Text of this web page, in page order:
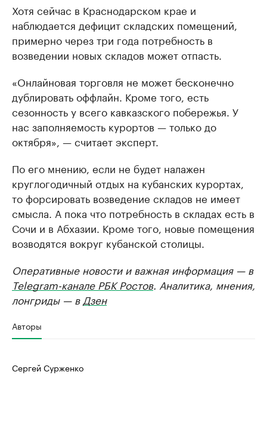
Хотя сейчас в Краснодарском крае и
наблюдается дефицит складских помещений,
примерно через три года потребность в
возведении новых складов может отпасть.
«Онлайновая торговля не может бесконечно
дублировать оффлайн. Кроме того, есть
сезонность у всего кавказского побережья. У
нас заполняемость курортов — только до
октября», — считает эксперт.
По его мнению, если не будет налажен
круглогодичный отдых на кубанских курортах,
то форсировать возведение складов не имеет
смысла. А пока что потребность в складах есть в
Сочи и в Абхазии. Кроме того, новые помещения
возводятся вокруг кубанской столицы.
Оперативные новости и важная информация — в
Telegram-канале РБК Ростов. Аналитика, мнения,
лонгриды — в Дзен
Авторы
Сергей Сурженко